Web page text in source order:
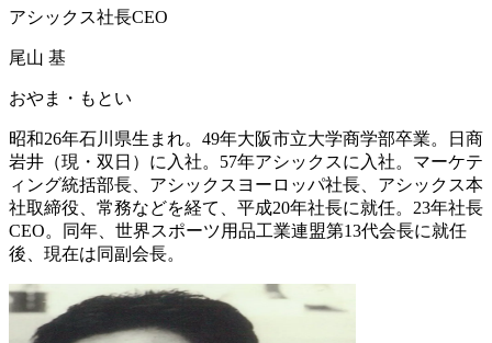
アシックス社長CEO
尾山 基
おやま・もとい
昭和26年石川県生まれ。49年大阪市立大学商学部卒業。日商
岩井（現・双日）に入社。57年アシックスに入社。マーケテ
ィング統括部長、アシックスヨーロッパ社長、アシックス本
社取締役、常務などを経て、平成20年社長に就任。23年社長
CEO。同年、世界スポーツ用品工業連盟第13代会長に就任
後、現在は同副会長。